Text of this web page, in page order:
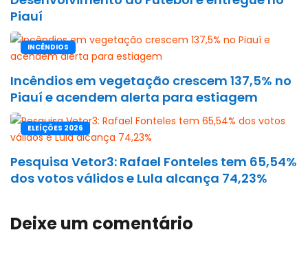
Piauí
INCÊNDIOS
Incêndios em vegetação crescem 137,5% no
Piauí e acendem alerta para estiagem
ELEÍÇÕES 2026
Pesquisa Vetor3: Rafael Fonteles tem 65,54%
dos votos válidos e Lula alcança 74,23%
Deixe um comentário